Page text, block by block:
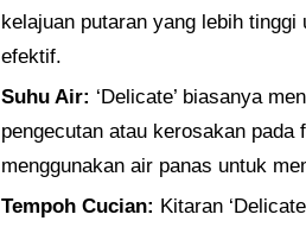
kelajuan putaran yang lebih
efektif.
Suhu Air: ‘Delicate’ biasanya
pengecutan atau kerosakan pada
menggunakan air panas untuk
Tempoh Cucian: Kitaran